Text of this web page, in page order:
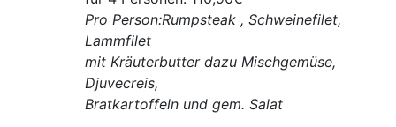
Pro Person:Rumpsteak , Schweinefilet,
Lammfilet
mit Kräuterbutter dazu Mischgemüse,
Djuvecreis,
Bratkartoffeln und gem. Salat